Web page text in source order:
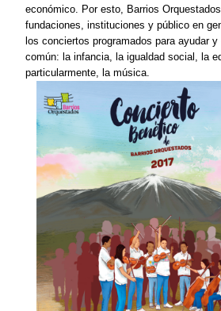
económico Por esto , Barrios
fundaciones, instituciones y público en
los conciertos programados para ayudar
común: la infancia, la igualdad social, la
particularmente, la música.